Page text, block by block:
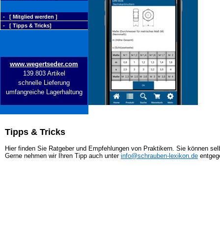
- [ Mitglied werden ]
- [ Tipps & Tricks]
www.wegertseder.com
139.803 Artikel
schnelle Lieferung
umfangreiche Lagerhaltung
Tipps & Tricks
Hier finden Sie Ratgeber und Empfehlungen von Praktikern. Sie können
Gerne nehmen wir Ihren Tipp auch unter info@schrauben-lexikon.de